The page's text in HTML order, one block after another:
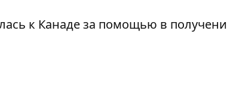
к Канаде за помощью в